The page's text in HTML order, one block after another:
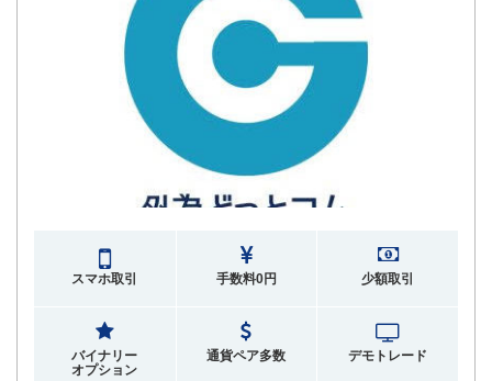
スマホ取引 手数料0円 少額取引
バイナリー
オプション
通貨ペア多数 デモトレード